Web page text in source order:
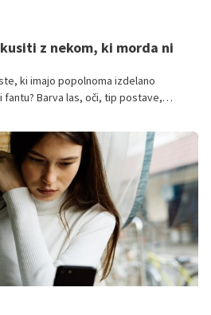
z nekom, ki morda ni
ki imajo popolnoma izdelano
Barva las, oči, tip postave,
zakaj bi morda morali razmisliti,
ni vaš tip ...